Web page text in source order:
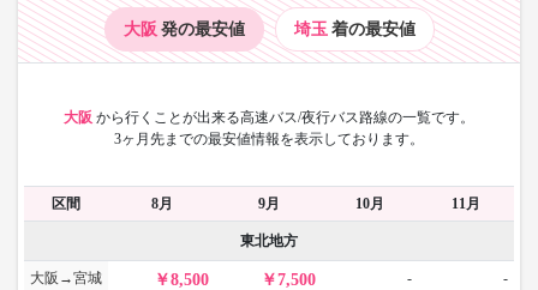
大阪 発の最安値 埼玉 着の最安値
大阪 から行くことが出来る高速バス/夜行バス路線の一覧です。
3ヶ月先までの最安値情報を表示しております。
区間 8月 9月 10月 11月
東北地方
大阪→宮城 8,500 7,500 - -